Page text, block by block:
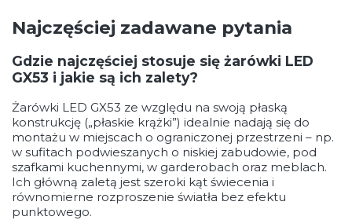
Najczęściej zadawane pytania
Gdzie najczęściej stosuje się żarówki LED
GX53 i jakie są ich zalety?
Żarówki LED GX53 ze względu na swoją płaską
konstrukcję („płaskie krążki”) idealnie nadają się do
montażu w miejscach o ograniczonej przestrzeni – np.
w sufitach podwieszanych o niskiej zabudowie, pod
szafkami kuchennymi, w garderobach oraz meblach.
Ich główną zaletą jest szeroki kąt świecenia i
równomierne rozproszenie światła bez efektu
punktowego.